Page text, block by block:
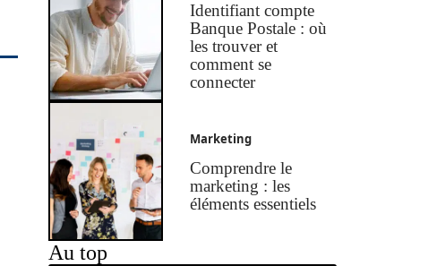
Identifiant compte
Banque Postale : où
les trouver et
comment se
connecter
Marketing
Comprendre le
marketing : les
éléments essentiels
Au top